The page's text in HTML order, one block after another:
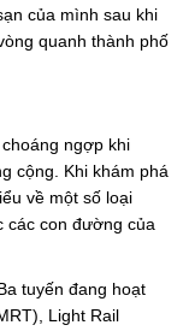
của mình sau khi
quanh thành phố
ngợp khi
cộng. Khi khám phá
về một số loại
các con đường của
tuyến đang hoạt
Light Rail